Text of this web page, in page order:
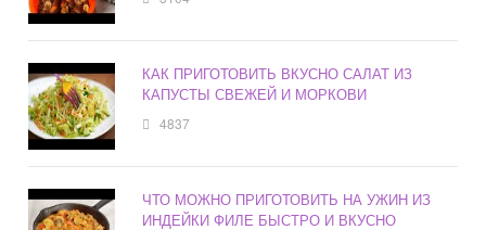
КАК ПРИГОТОВИТЬ ВКУСНО САЛАТ ИЗ
КАПУСТЫ СВЕЖЕЙ И МОРКОВИ
4837
ЧТО МОЖНО ПРИГОТОВИТЬ НА УЖИН ИЗ
ИНДЕЙКИ ФИЛЕ БЫСТРО И ВКУСНО